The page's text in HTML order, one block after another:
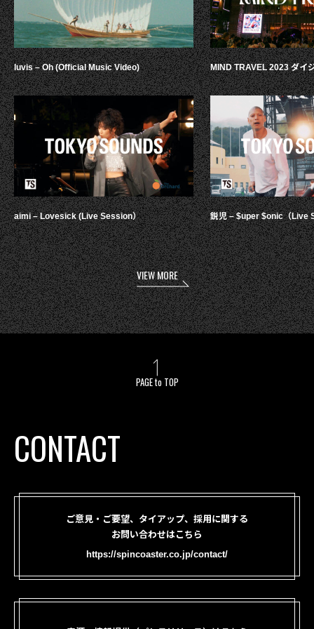
luvis – Oh (Official Music Video)
aimi – Lovesick (Live Session）
MIND TRAVEL 2023 ダイ
鋭児 – $uper $onic（Live
VIEW MORE
PAGE to TOP
CONTACT
ご意見・ご要望、タイアップ、採用に関する
お問い合わせはこちら
https://spincoaster.co.jp/contact/